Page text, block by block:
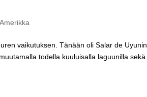
vaikutuksen. Tänään oli Salar de Uyunin
todella kuuluisalla laguunilla sekä